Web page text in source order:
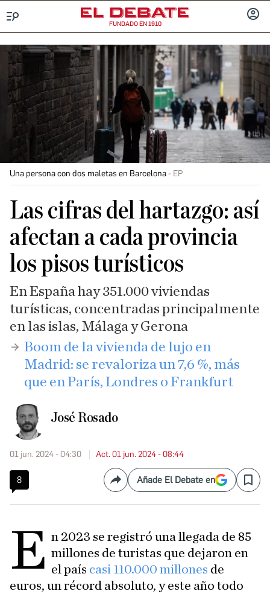
FUNDADO EN 1910
Una persona con dos maletas en Barcelona EP
Las cifras del hartazgo: así
afectan a cada provincia
los pisos turísticos
En España hay 351.000 viviendas
turísticas, concentradas principalmente
en las islas, Málaga y Gerona
​Boom de la vivienda de lujo en
Madrid: se revaloriza un 7,6 %, más
que en París, Londres o Frankfurt
José Rosado
01 jun. 2024 - 04:30 Act. 01 jun. 2024 - 08:44
8 CompartirAñade El Debate en Save
E n 2023 se registró una llegada de 85
millones de turistas que dejaron en
el país casi 110.000 millones de
euros, un récord absoluto, y este año todo